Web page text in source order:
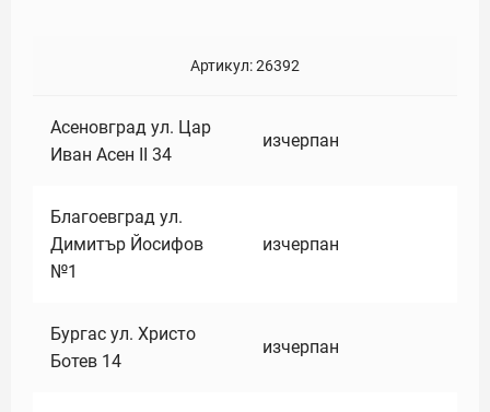
Артикул:26392
Асеновград ул. Цар
Иван Асен II 34
изчерпан
Благоевград ул.
Димитър Йосифов
№1
изчерпан
Бургас ул. Христо
Ботев 14
изчерпан